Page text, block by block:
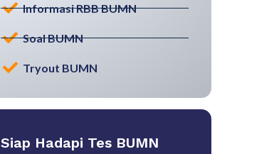
Informasi RBB BUMN
Soal BUMN
Tryout BUMN
Siap Hadapi Tes BUMN